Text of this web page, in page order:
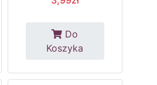
Do
Koszyka